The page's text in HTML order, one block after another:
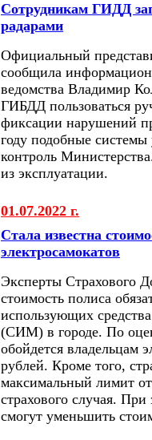
Сотрудникам ГИДД
радарами
Официальный
сообщила
ведомства Владимир
ГИБДД пользоваться
фиксации нарушений
году подобные
контроль
из эксплуатации.
01.07.2022 г.
Стала известна
электросамокатов
Эксперты Страхового
стоимость полиса
использующих
(СИМ) в городе. По
обойдется владельцам
рублей. Кроме того,
максимальный лимит
страхового случая.
смогут уменьшить